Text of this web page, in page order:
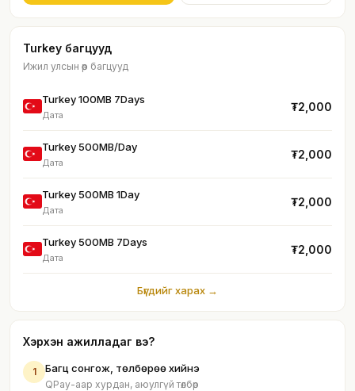
Turkey багцууд
Ижил улсын өөр багцууд
Turkey 100MB 7Days
Дата
₮2,000
Turkey 500MB/Day
Дата
₮2,000
Turkey 500MB 1Day
Дата
₮2,000
Turkey 500MB 7Days
Дата
₮2,000
Бүгдийг харах →
Хэрхэн ажилладаг вэ?
1 Багц сонгож, төлбөрөө хийнэ
QPay-аар хурдан, аюулгүй төлбөр